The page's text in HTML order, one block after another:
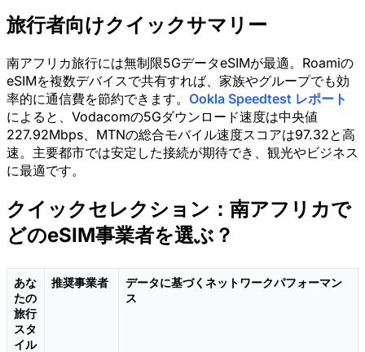
旅行者向けクイックサマリー
南アフリカ旅行には無制限5GデータeSIMが最適。Roamiの
eSIMを複数デバイスで共有すれば、家族やグループでも効
率的に通信費を節約できます。 Ookla Speedtest レポート
によると、Vodacomの5Gダウンロード速度は中央値
227.92Mbps、MTNの総合モバイル速度スコアは97.32と高
速。主要都市では安定した接続が期待でき、観光やビジネス
に最適です。
クイックセレクション：南アフリカで
どのeSIM事業者を選ぶ？
あな
たの
旅行
スタ
イル
推奨事業者
データに基づくネットワークパフォーマン
ス